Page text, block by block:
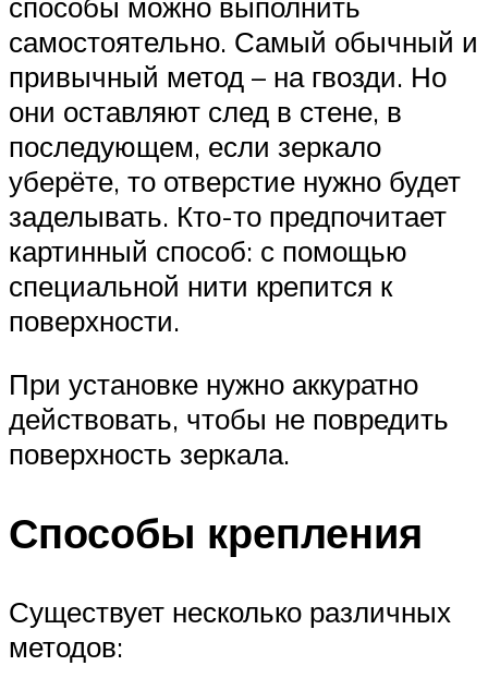
способы можно выполнить
самостоятельно. Самый обычный и
привычный метод – на гвозди. Но
они оставляют след в стене, в
последующем, если зеркало
уберёте, то отверстие нужно будет
заделывать. Кто-то предпочитает
картинный способ: с помощью
специальной нити крепится к
поверхности.
При установке нужно аккуратно
действовать, чтобы не повредить
поверхность зеркала.
Способы крепления
Существует несколько различных
методов: